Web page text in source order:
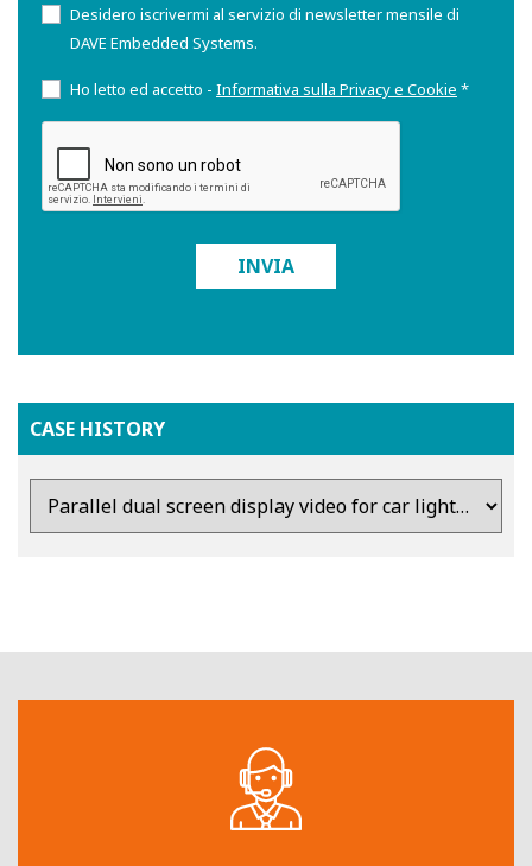
CASE HISTORY
Desidero iscrivermi al servizio di newsletter mensile di
DAVE Embedded Systems.
Ho letto ed accetto - Informativa sulla Privacy e Cookie *
INVIA